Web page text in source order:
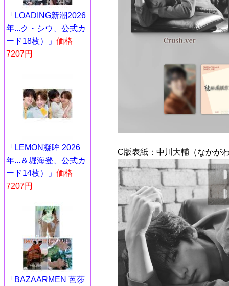
「LOADING新潮2026
年...ク・シウ、公式カ
ード18枚）」 価格
7207円
「LEMON凝眸 2026
年...＆堀海登、公式カ
ード14枚）」 価格
7207円
「BAZAARMEN 芭莎
C版表紙：中川大輔（なかが